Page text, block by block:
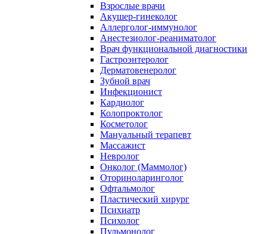
Взрослые врачи
Акушер-гинеколог
Аллерголог-иммунолог
Анестезиолог-реаниматолог
Врач функциональной диагностики
Гастроэнтеролог
Дерматовенеролог
Зубной врач
Инфекционист
Кардиолог
Колопроктолог
Косметолог
Мануальный терапевт
Массажист
Невролог
Онколог (Маммолог)
Оториноларинголог
Офтальмолог
Пластический хирург
Психиатр
Психолог
Пульмонолог